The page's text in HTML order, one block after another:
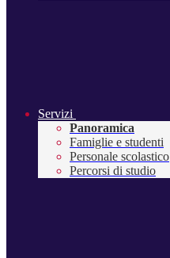
Servizi
Panoramica
Famiglie e studenti
Personale scolastico
Percorsi di studio